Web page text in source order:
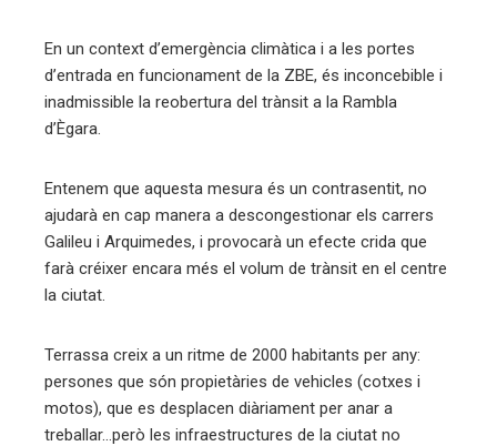
En un context d’emergència climàtica i a les portes
d’entrada en funcionament de la ZBE, és inconcebible i
inadmissible la reobertura del trànsit a la Rambla
d’Ègara.
Entenem que aquesta mesura és un contrasentit, no
ajudarà en cap manera a descongestionar els carrers
Galileu i Arquimedes, i provocarà un efecte crida que
farà créixer encara més el volum de trànsit en el centre
la ciutat.
Terrassa creix a un ritme de 2000 habitants per any:
persones que són propietàries de vehicles (cotxes i
motos), que es desplacen diàriament per anar a
treballar…però les infraestructures de la ciutat no